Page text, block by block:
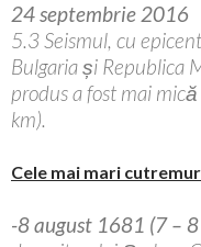
24 septembrie 2016
5.3 Seismul, cu
Bulgaria și Republica
produs a fost mai
km).
Cele mai mari
-8 august 1681 (7 –